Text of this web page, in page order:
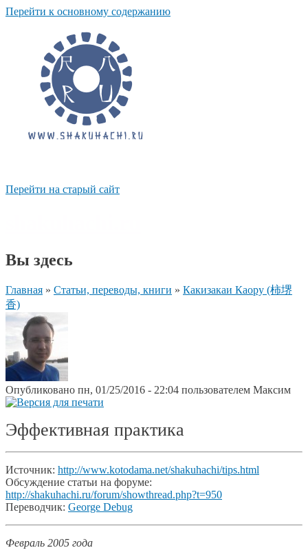
Перейти к основному содержанию
Перейти на старый сайт
Вы здесь
Главная » Статьи, переводы, книги » Какизакаи Каору (柿堺
香)
Опубликовано пн, 01/25/2016 - 22:04 пользователем Максим
Эффективная практика
Источник: http://www.kotodama.net/shakuhachi/tips.html
Обсуждение статьи на форуме:
http://shakuhachi.ru/forum/showthread.php?t=950
Переводчик: George Debug
Февраль 2005 года